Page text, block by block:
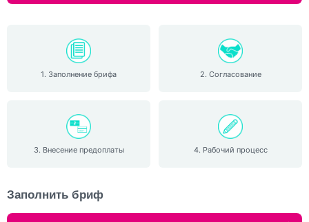
1. Заполнение брифа 2. Согласование
3. Внесение предоплаты 4. Рабочий процесс
Заполнить бриф